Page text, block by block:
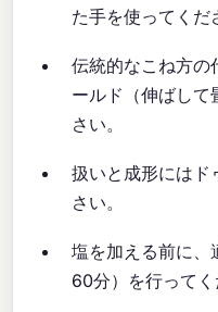
た手を使ってくだ
伝統的なこね方の
ールド（伸ばして
さい。
扱いと成形にはド
さい。
塩を加える前に、
60分）を行ってく